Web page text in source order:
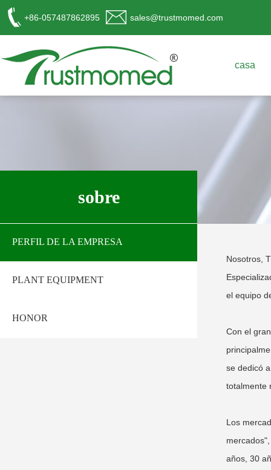
+86-057487862895 sales@trustmomed.com
casa
sobre
PERFIL DE LA EMPRESA
PLANT EQUIPMENT
HONOR
Nosotros,
el equipo
Con el
se dedicó
totalmente
Los
años, 30
工作时间